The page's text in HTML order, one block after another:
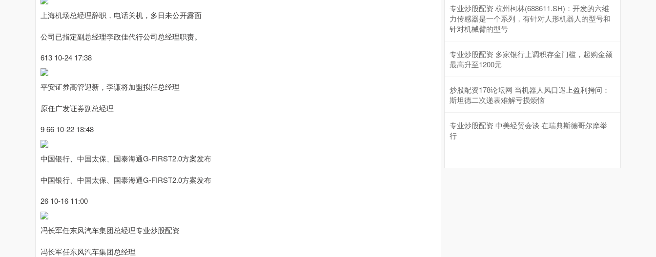
上海机场总经理辞职，电话关机，多日未公开露面
公司已指定副总经理李政佳代行公司总经理职责。
613 10-24 17:38
平安证券高管迎新，李谦将加盟拟任总经理
原任广发证券副总经理
9 66 10-22 18:48
中国银行、中国太保、国泰海通G-FIRST2.0方案发布
中国银行、中国太保、国泰海通G-FIRST2.0方案发布
26 10-16 11:00
冯长军任东风汽车集团总经理专业炒股配资
冯长军任东风汽车集团总经理
专业炒股配资 杭州柯林(688611.SH)：开发的六维
力传感器是一个系列，有针对人形机器人的型号和
针对机械臂的型号
专业炒股配资 多家银行上调积存金门槛，起购金额
最高升至1200元
炒股配资178论坛网 当机器人风口遇上盈利拷问：
斯坦德二次递表难解亏损烦恼
专业炒股配资 中美经贸会谈 在瑞典斯德哥尔摩举
行